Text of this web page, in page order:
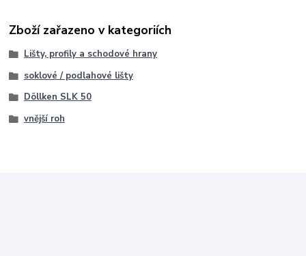
Zboží zařazeno v kategoriích
Lišty, profily a schodové hrany
soklové / podlahové lišty
Döllken SLK 50
vnější roh